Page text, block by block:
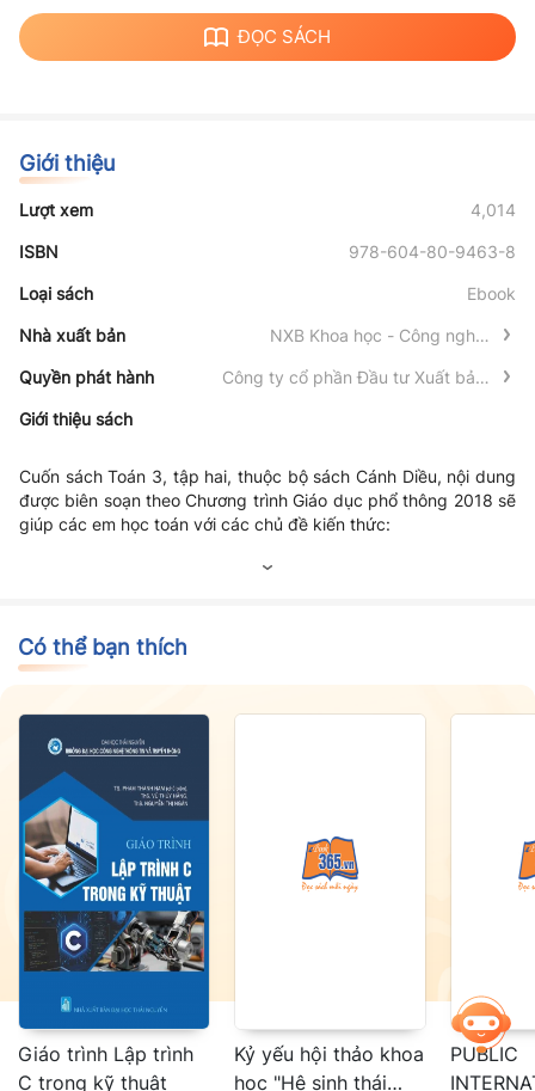
ĐỌC SÁCH
Giới thiệu
Lượt xem 4,014
ISBN 978-604-80-9463-8
Loại sách Ebook
Nhà xuất bản
NXB Khoa học - Công nghệ -
Quyền phát hành
Công ty cổ phần Đầu tư Xuất bản -
Giới thiệu sách
Cuốn sách Toán 3, tập hai, thuộc bộ sách Cánh Diều, nội dung
được biên soạn theo Chương trình Giáo dục phổ thông 2018 sẽ
giúp các em học toán với các chủ đề kiến thức:
- CỘNG, TRỪ, NHÂN, CHIA TRONG PHẠM VI 100 000
Có thể bạn thích
Giáo trình Lập trình
C trong kỹ thuật
Kỷ yếu hội thảo khoa
học "Hệ sinh thái
PUBLIC